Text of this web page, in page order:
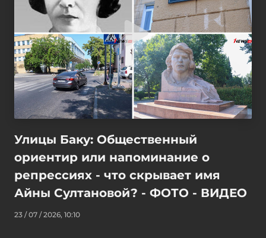
Улицы Баку: Общественный
ориентир или напоминание о
репрессиях - что скрывает имя
Айны Султановой? - ФОТО - ВИДЕО
23 / 07 / 2026, 10:10